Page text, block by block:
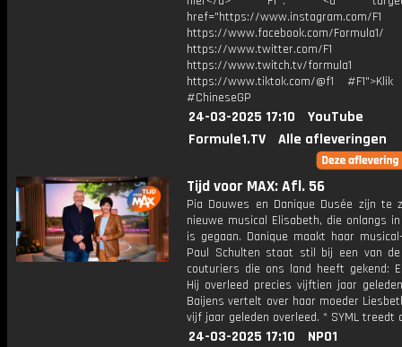
href="https://www.instagram.com/F1
https://www.facebook.com/Formula1/
https://www.twitter.com/F1
https://www.twitch.tv/formula1
https://www.tiktok.com/@f1
#ChineseGP
24-03-2025 17:10
YouTube
Formule1.TV
Alle afleveringen
Tijd voor MAX: Afl. 56
Pia Douwes en Danique Dusée zijn te
nieuwe musical Elisabeth, die onlangs
is gegaan. Danique maakt haar
Paul Schulten staat stil bij een van
couturiers die ons land heeft gekend:
Hij overleed precies vijftien jaar
Baijens vertelt over haar moeder
vijf jaar geleden overleed. * SYML treedt
24-03-2025 17:10
NPO1